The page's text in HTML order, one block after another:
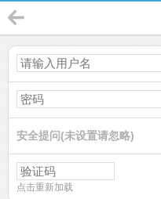
安全提问(未设置请忽略)
点击重新加载